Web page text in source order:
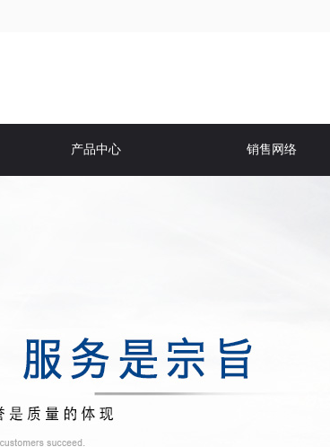
产品中心 销售网络